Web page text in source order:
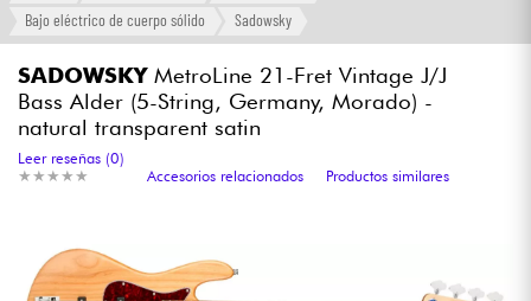
Ampli & Efectos
Pianos
Grabación
Bajo eléctrico de cuerpo sólido
Sadowsky
SADOWSKYMetroLine 21-Fret Vintage J/J
Bass Alder (5-String, Germany, Morado) -
natural transparent satin
★ ★ ★ ★ ★
★ ★ ★ ★ ★
Leer reseñas (0)
Accesorios relacionados
Productos similares